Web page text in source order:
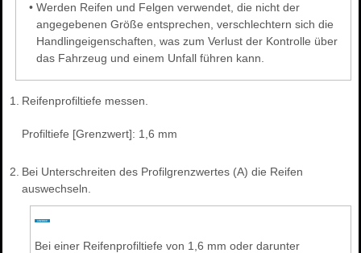
• Werden Reifen und Felgen verwendet, die nicht der
angegebenen Größe entsprechen, verschlechtern sich die
Handlingeigenschaften, was zum Verlust der Kontrolle über
das Fahrzeug und einem Unfall führen kann.
1. Reifenprofiltiefe messen.
Profiltiefe [Grenzwert]: 1,6 mm
2. Bei Unterschreiten des Profilgrenzwertes (A) die Reifen
auswechseln.
Bei einer Reifenprofiltiefe von 1,6 mm oder darunter